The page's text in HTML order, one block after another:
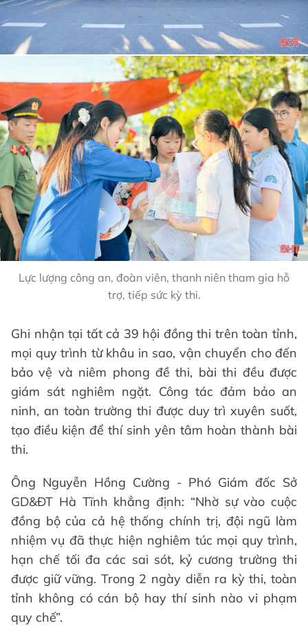
Lực lượng công an, đoàn viên, thanh niên tham gia hỗ
trợ, tiếp sức kỳ thi.
Ghi nhận tại tất cả 39 hội đồng thi trên toàn tỉnh,
mọi quy trình từ khâu in sao, vận chuyển cho đến
bảo vệ và niêm phong đề thi, bài thi đều được
giám sát nghiêm ngặt. Công tác đảm bảo an
ninh, an toàn trường thi được duy trì xuyên suốt,
tạo điều kiện để thí sinh yên tâm hoàn thành bài
thi.
Ông Nguyễn Hồng Cường - Phó Giám đốc Sở
GD&ĐT Hà Tĩnh khẳng định: “Nhờ sự vào cuộc
đồng bộ của cả hệ thống chính trị, đội ngũ làm
nhiệm vụ đã thực hiện nghiêm túc mọi quy trình,
hạn chế tối đa các sai sót, kỷ cương trường thi
được giữ vững. Trong 2 ngày diễn ra kỳ thi, toàn
tỉnh không có cán bộ hay thí sinh nào vi phạm
quy chế”.